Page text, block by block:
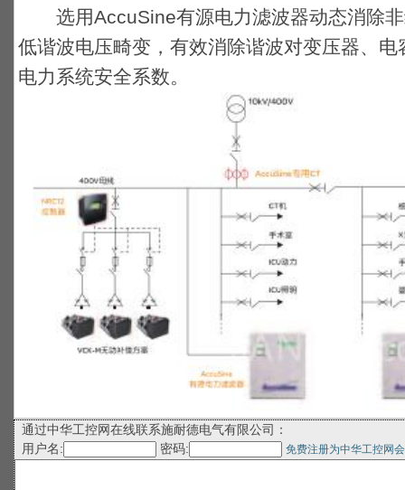
选用AccuSine有源电力滤波器动态消除非
低谐波电压畸变，有效消除谐波对变压器、
电力系统安全系数。
通过中华工控网在线联系施耐德电气有限公司：
用户名:
密码: 免费注册为中华工控网